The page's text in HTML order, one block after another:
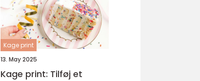
Kage print
13. May 2025
Kage print: Tilføj et